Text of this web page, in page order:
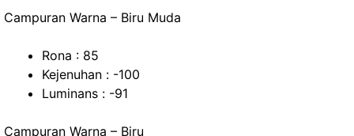
Campuran Warna – Biru Muda
Rona : 85
Kejenuhan : -100
Luminans : -91
Campuran Warna – Biru